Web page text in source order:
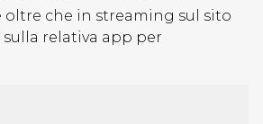
che in streaming sul sito
relativa app per